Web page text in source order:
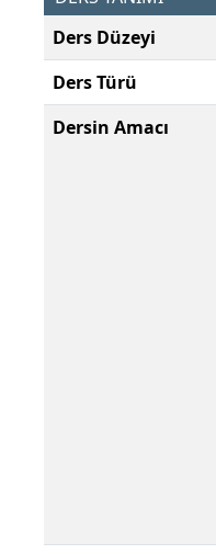
Ders Düzeyi
Ders Türü
Dersin Amacı